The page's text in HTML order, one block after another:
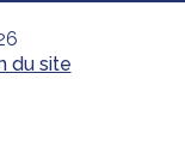
du site